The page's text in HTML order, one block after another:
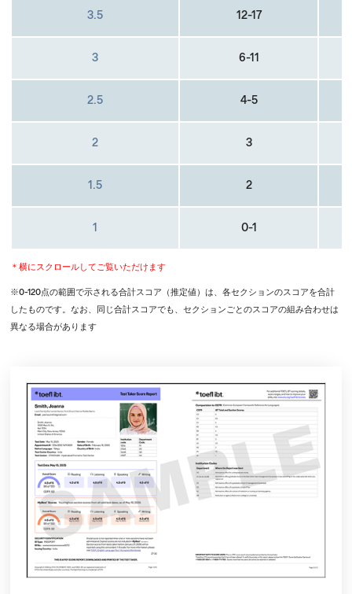
3.5 12-17
3 6-11
2.5 4-5
2 3
1.5 2
1 0-1
＊横にスクロールしてご覧いただけます
※0-120点の範囲で示される合計スコア（推定値）は、各セクションのスコアを合計
したものです。なお、同じ合計スコアでも、セクションごとのスコアの組み合わせは
異なる場合があります